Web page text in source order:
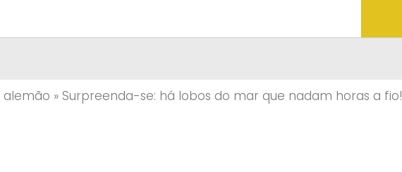
» Surpreenda-se: há lobos do mar que nadam horas a fio!